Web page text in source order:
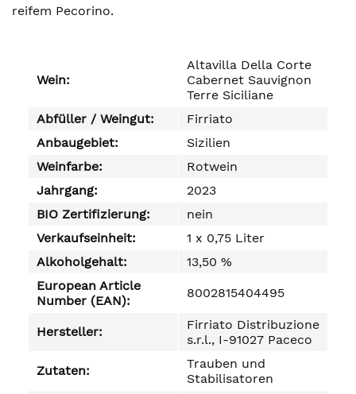
reifem Pecorino.
Wein:
Altavilla Della Corte
Cabernet Sauvignon
Terre Siciliane
Abfüller / Weingut:
Firriato
Anbaugebiet:
Sizilien
Weinfarbe:
Rotwein
Jahrgang:
2023
BIO Zertifizierung:
nein
Verkaufseinheit:
1 x 0,75 Liter
Alkoholgehalt:
13,50 %
European Article
Number (EAN):
8002815404495
Hersteller:
Firriato Distribuzione
s.r.l., I-91027 Paceco
Zutaten:
Trauben und
Stabilisatoren